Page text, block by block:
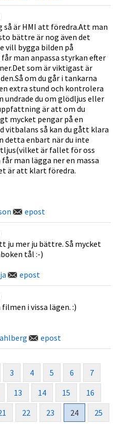
så är HMI att föredra.Att man
bättre är nog även det
vill bygga bilden på
man anpassa styrkan efter
som är viktigast är
om du går i tankarna
extra stund och kontrolera
undrade du om glödljus eller
är att om du
mycket pengar på en
vitbalans så kan du gått klara
detta enbart när du inte
är fallet för oss
man lägga ner en massa
är att klart föredra.
epost
ju mer ju bättre. Så mycket
tål :-)
epost
i vissa lägen. :)
epost
3 4 5 6
7
13 14 15
16
22 23 24
25